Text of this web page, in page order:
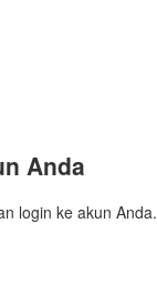
Anda
login ke akun Anda.